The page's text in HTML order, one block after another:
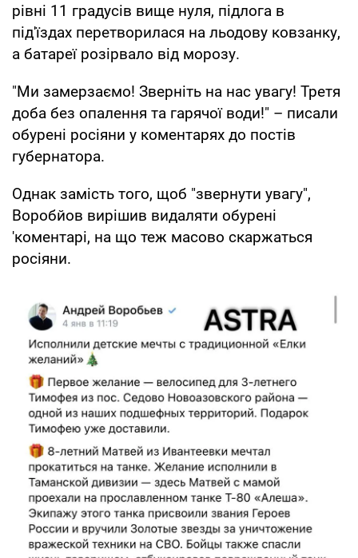
рівні 11 градусів вище нуля, підлога в
під'їздах перетворилася на льодову ковзанку,
а батареї розірвало від морозу.
"Ми замерзаємо! Зверніть на нас увагу! Третя
доба без опалення та гарячої води!" – писали
обурені росіяни у коментарях до постів
губернатора.
Однак замість того, щоб "звернути увагу",
Воробйов вирішив видаляти обурені
'коментарі, на що теж масово скаржаться
росіяни.